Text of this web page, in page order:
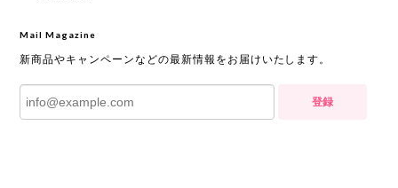
Mail Magazine
新商品やキャンペーンなどの最新情報をお届けいたします。
登録